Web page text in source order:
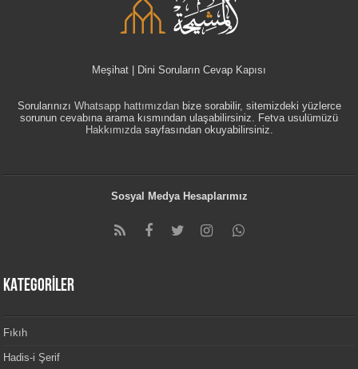
Meşihat | Dini Soruların Cevap Kapısı
Sorularınızı Whatsapp hattımızdanbize sorabilir, sitemizdeki yüzlerce
sorunun cevabına arama kısmından ulaşabilirsiniz. Fetva usulümüzü
Hakkımızdasayfasından okuyabilirsiniz.
Sosyal Medya Hesaplarımız
KATEGORİLER
Fıkıh
Hadis-i Şerif